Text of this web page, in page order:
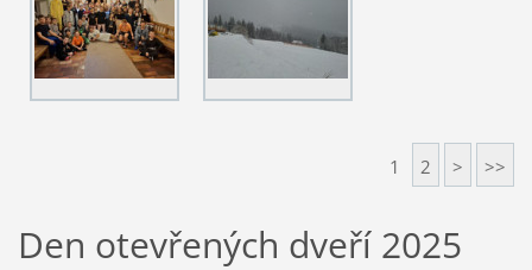
1 2 > >>
Den otevřených dveří 2025